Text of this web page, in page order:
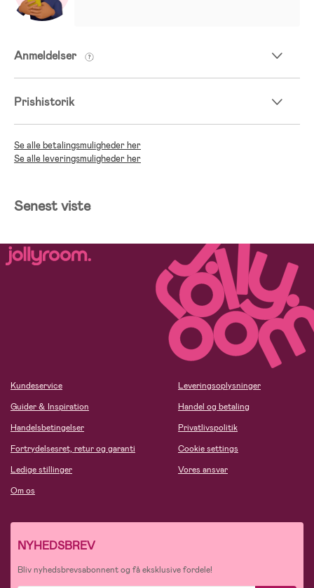
Anmeldelser
Prishistorik
Se alle betalingsmuligheder her
Se alle leveringsmuligheder her
Senest viste
Kundeservice
Guider & Inspiration
Handelsbetingelser
Fortrydelsesret, retur og garanti
Ledige stillinger
Om os
Leveringsoplysninger
Handel og betaling
Privatlivspolitik
Cookie settings
Vores ansvar
NYHEDSBREV
Bliv nyhedsbrevsabonnent og få eksklusive fordele!